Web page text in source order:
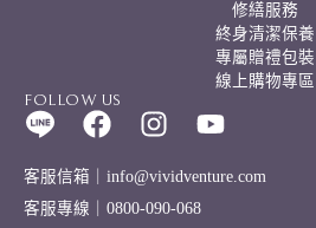
修繕服務
終身清潔保養
專屬贈禮包裝
線上購物專區
FOLLOW US
客服信箱｜info@vividventure.com
客服專線｜0800-090-068